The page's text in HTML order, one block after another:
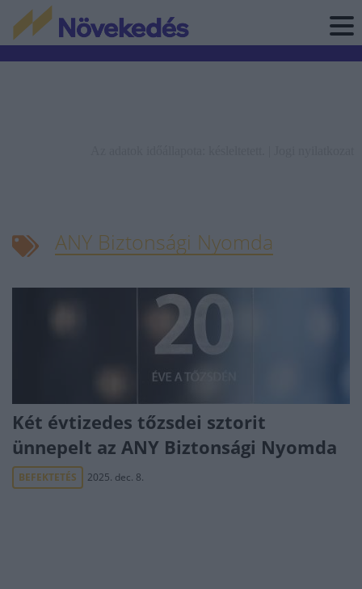
ANY Biztonsági Nyomda
Két évtizedes tőzsdei sztorit
ünnepelt az ANY Biztonsági Nyomda
BEFEKTETÉS 2025. dec. 8.